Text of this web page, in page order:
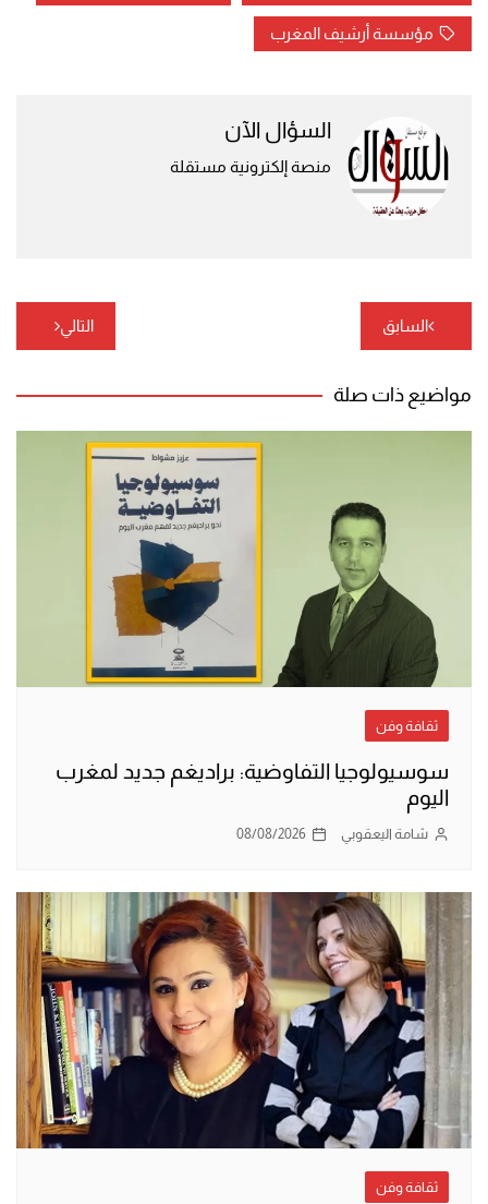
مؤسسة أرشيف المغرب
السؤال الآن
منصة إلكترونية مستقلة
تصفّح
المقالات
السابق التالي
مواضيع ذات صلة
ثقافة وفن
سوسيولوجيا التفاوضية: براديغم جديد لمغرب
اليوم
شامة اليعقوبي 08/08/2026
ثقافة وفن